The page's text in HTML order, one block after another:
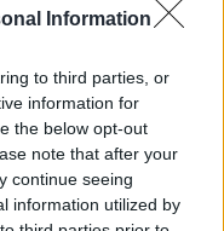
Information
to third parties, or
information for
the below opt-out
note that after your
continue seeing
information utilized by
kedvenc
vele, hogy
vagy
oldalunkra és